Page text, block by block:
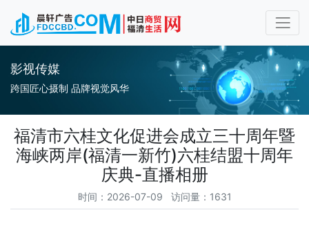
影视传媒
跨国匠心摄制 品牌视觉风华
福清市六桂文化促进会成立三十周年暨
海峡两岸(福清一新竹)六桂结盟十周年
庆典-直播相册
时间：2026-07-09 访问量：1631